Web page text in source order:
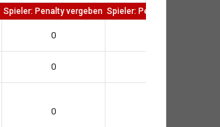
Spieler: Penalty vergeben Spieler: Penalty verwandelt
0
0
0